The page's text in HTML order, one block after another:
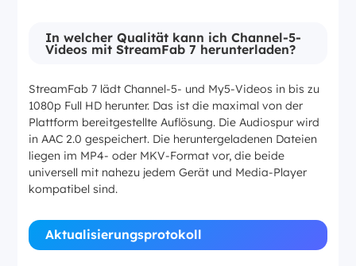
In welcher Qualität kann ich Channel-5-
Videos mit StreamFab 7 herunterladen?
StreamFab 7 lädt Channel-5- und My5-Videos in bis zu
1080p Full HD herunter. Das ist die maximal von der
Plattform bereitgestellte Auflösung. Die Audiospur wird
in AAC 2.0 gespeichert. Die heruntergeladenen Dateien
liegen im MP4- oder MKV-Format vor, die beide
universell mit nahezu jedem Gerät und Media-Player
kompatibel sind.
Aktualisierungsprotokoll